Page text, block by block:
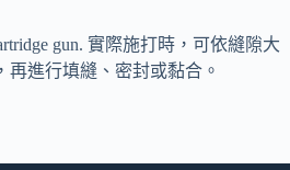
gun. 實際施打時，可依縫隙大
進行填縫、密封或黏合。